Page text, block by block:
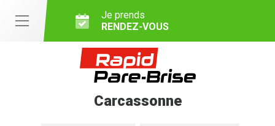
Je prends
RENDEZ-VOUS
Carcassonne